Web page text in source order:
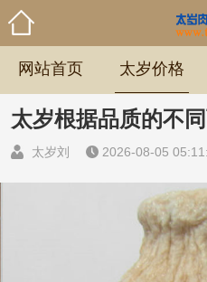
网站首页 太岁价格
太岁根据品质的不
太岁刘 2026-08-05